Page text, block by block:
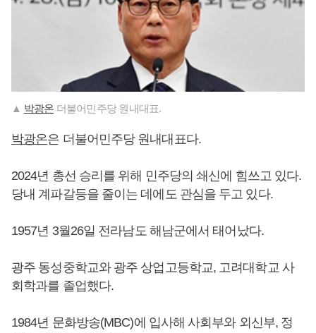
▲ 박광온 더불어민주당 원내대표.
박광온은 더불어민주당 원내대표다.
2024년 총선 승리를 위해 민주당의 쇄신에 힘쓰고 있다.
당내 계파갈등을 줄이는 데에도 관심을 두고 있다.
1957년 3월26일 전라남도 해남군에서 태어났다.
광주 동성중학교와 광주 상업고등학교, 고려대학교 사
회학과를 졸업했다.
1984년 문화방송(MBC)에 입사해 사회부와 외신부, 정